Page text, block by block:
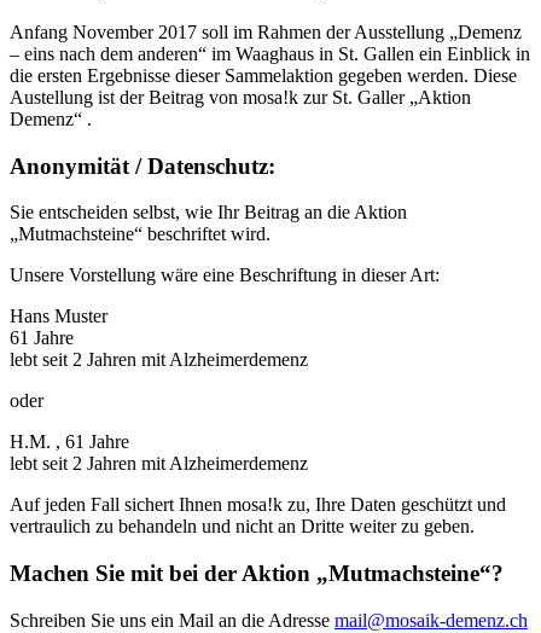
Anfang November 2017 soll im Rahmen der Ausstellung „Demenz
– eins nach dem anderen“ im Waaghaus in St. Gallen ein Einblick in
die ersten Ergebnisse dieser Sammelaktion gegeben werden. Diese
Austellung ist der Beitrag von mosa!k zur St. Galler „Aktion
Demenz“ .
Anonymität / Datenschutz:
Sie entscheiden selbst, wie Ihr Beitrag an die Aktion
„Mutmachsteine“ beschriftet wird.
Unsere Vorstellung wäre eine Beschriftung in dieser Art:
Hans Muster
61 Jahre
lebt seit 2 Jahren mit Alzheimerdemenz
oder
H.M. , 61 Jahre
lebt seit 2 Jahren mit Alzheimerdemenz
Auf jeden Fall sichert Ihnen mosa!k zu, Ihre Daten geschützt und
vertraulich zu behandeln und nicht an Dritte weiter zu geben.
Machen Sie mit bei der Aktion „Mutmachsteine“?
Schreiben Sie uns ein Mail an die Adresse mail@mosaik-demenz.ch